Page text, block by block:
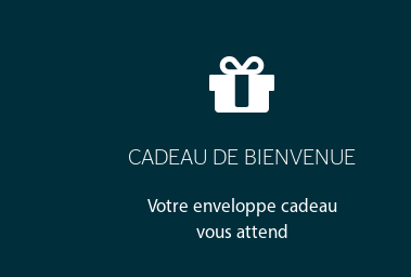
CADEAU DE BIENVENUE
Votre enveloppe cadeau
vous attend